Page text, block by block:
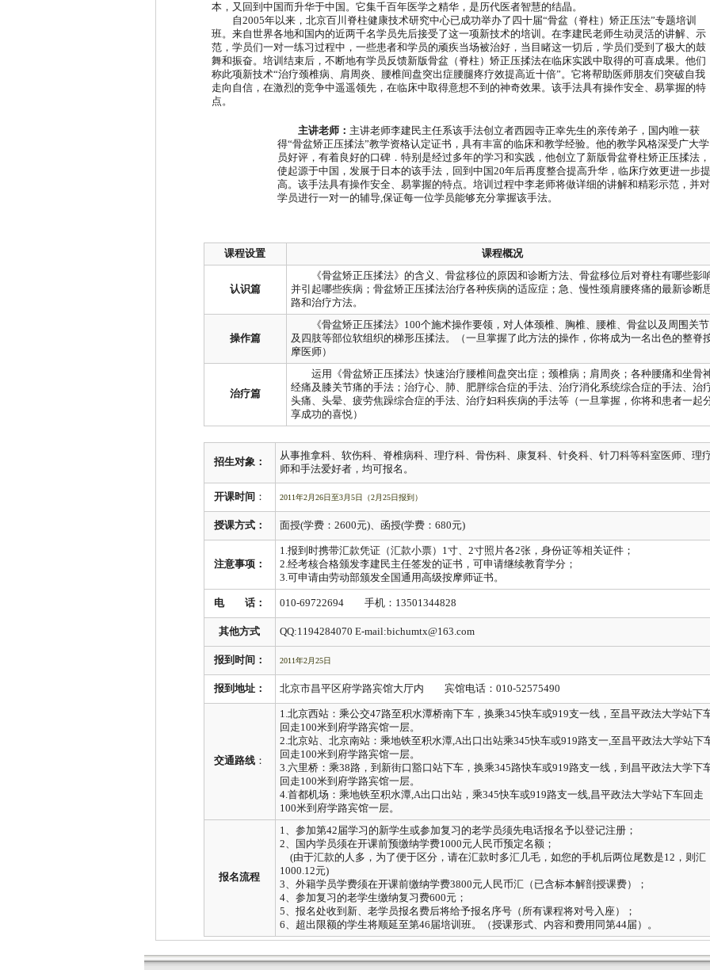
本，又回到中国而升华于中国。它集千百年医学之精华，是历代医者智慧的结晶。
自2005年以来，北京百川脊柱健康技术研究中心已成功举办了四十届“骨盆（脊柱）矫正压法”专题培训
班。来自世界各地和国内的近两千名学员先后接受了这一项新技术的培训。在李建民老师生动灵活的讲解、示
范，学员们一对一练习过程中，一些患者和学员的顽疾当场被治好，当目睹这一切后，学员们受到了极大的鼓
舞和振奋。培训结束后，不断地有学员反馈新版骨盆（脊柱）矫正压揉法在临床实践中取得的可喜成果。他们
称此项新技术“治疗颈椎病、肩周炎、腰椎间盘突出症腰腿疼疗效提高近十倍”。它将帮助医师朋友们突破自我
走向自信，在激烈的竞争中遥遥领先，在临床中取得意想不到的神奇效果。该手法具有操作安全、易掌握的特
点。
主讲老师： 主讲老师李建民主任系该手法创立者西园寺正幸先生的亲传弟子，国内唯一获
得“骨盆矫正压揉法”教学资格认定证书，具有丰富的临床和教学经验。他的教学风格深受广大学
员好评，有着良好的口碑．特别是经过多年的学习和实践，他创立了新版骨盆脊柱矫正压揉法，
使起源于中国，发展于日本的该手法，回到中国20年后再度整合提高升华，临床疗效更进一步提
高。该手法具有操作安全、易掌握的特点。培训过程中李老师将做详细的讲解和精彩示范，并对
学员进行一对一的辅导,保证每一位学员能够充分掌握该手法。
课程设置 课程概况
认识篇
《骨盆矫正压揉法》的含义、骨盆移位的原因和诊断方法、骨盆移位后对脊柱有哪些影
并引起哪些疾病；骨盆矫正压揉法治疗各种疾病的适应症；急、慢性颈肩腰疼痛的最新诊断
路和治疗方法。
操作篇
《骨盆矫正压揉法》 100个施术操作要领，对人体颈椎、胸椎、腰椎、骨盆以及周围关节
及四肢等部位软组织的梯形压揉法。（一旦掌握了此方法的操作，你将成为一名出色的整脊
摩医师）
治疗篇
运用《骨盆矫正压揉法》快速治疗腰椎间盘突出症；颈椎病；肩周炎；各种腰痛和坐骨
经痛及膝关节痛的手法；治疗心、肺、肥胖综合症的手法、治疗消化系统综合症的手法、治
头痛、头晕、疲劳焦躁综合症的手法、治疗妇科疾病的手法等（一旦掌握，你将和患者一起
享成功的喜悦）
招生对象：
从事推拿科、软伤科、脊椎病科、理疗科、骨伤科、康复科、针灸科、针刀科等科室医师、理
师和手法爱好者，均可报名。
开课时间 ： 2011年2月26日至3月5日 （2月25日报到）
授课方式： 面授(学费： 2600元)、函授(学费： 680元)
注意事项：
1.报到时携带汇款凭证（汇款小票） 1寸、 2寸照片各2张，身份证等相关证件；
2.经考核合格颁发李建民主任签发的证书，可申请继续教育学分；
3.可申请由劳动部颁发全国通用高级按摩师证书。
电 话： 010-69722694手机： 13501344828
其他方式 QQ:1194284070 E-mail:bichumtx@163.com
报到时间： 2011年2月25日
报到地址： 北京市昌平区府学路宾馆大厅内 宾馆电话： 010-52575490
交通路线：
1.北京西站：乘公交47路至积水潭桥南下车，换乘345快车或919支一线，至昌平政法大学站下
回走100米到府学路宾馆一层。
2.北京站、北京南站：乘地铁至积水潭,A出口出站乘345快车或919路支一,至昌平政法大学站下
回走100米到府学路宾馆一层。
3.六里桥：乘38路，到新街口豁口站下车，换乘345路快车或919路支一线，到昌平政法大学下
回走100米到府学路宾馆一层。
4.首都机场：乘地铁至积水潭,A出口出站，乘345快车或919路支一线,昌平政法大学站下车回走
100米到府学路宾馆一层。
报名流程
1、参加第42届学习的新学生或参加复习的老学员须先电话报名予以登记注册；
2、国内学员须在开课前预缴纳学费1000元人民币预定名额；
(由于汇款的人多，为了便于区分，请在汇款时多汇几毛，如您的手机后两位尾数是12 ，则汇
1000.12元)
3、外籍学员学费须在开课前缴纳学费3800元人民币汇（已含标本解剖授课费）；
4、参加复习的老学生缴纳复习费600元；
5、报名处收到新、老学员报名费后将给予报名序号（所有课程将对号入座）；
6、超出限额的学生将顺延至第46届培训班。（授课形式、内容和费用同第44届）。